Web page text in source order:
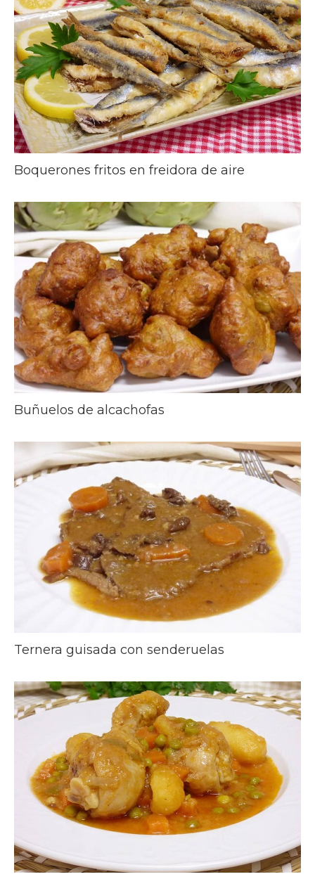
Boquerones fritos en freidora de aire
Buñuelos de alcachofas
Ternera guisada con senderuelas